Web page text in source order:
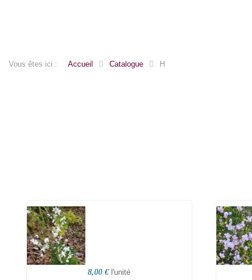
Vous êtes ici : Accueil Catalogue H
8,00 € l'unité